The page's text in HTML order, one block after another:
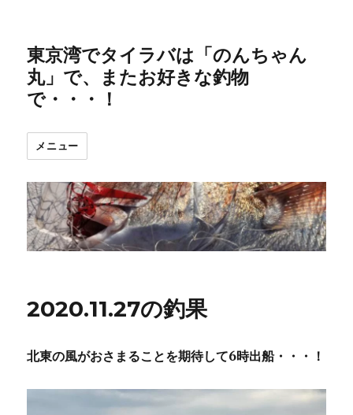
東京湾でタイラバは「のんちゃん
丸」で、またお好きな釣物
で・・・！
メニュー
2020.11.27の釣果
北東の風がおさまることを期待して6時出船・・・！